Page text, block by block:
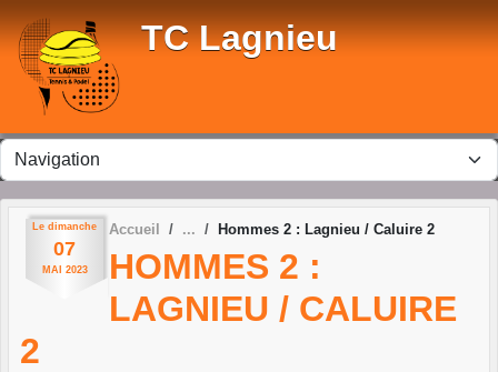
TC Lagnieu
Le dimanche
07
MAI 2023
Accueil Hommes 2 : Lagnieu / Caluire 2
HOMMES 2 :
LAGNIEU / CALUIRE
2